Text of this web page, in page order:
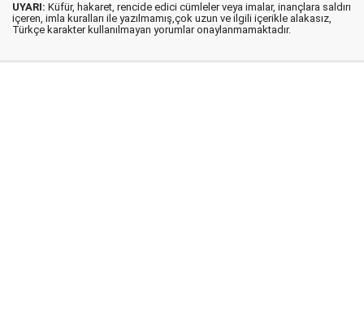
UYARI: Küfür, hakaret, rencide edici cümleler veya imalar, inançlara saldırı
içeren, imla kuralları ile yazılmamış,çok uzun ve ilgili içerikle alakasız,
Türkçe karakter kullanılmayan yorumlar onaylanmamaktadır.